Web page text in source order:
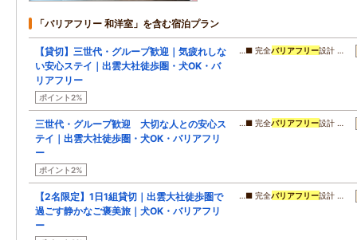
「バリアフリー 和洋室」を含む宿泊プラン
【貸切】三世代・グループ歓迎｜気疲れしな
い安心ステイ｜出雲大社徒歩圏・犬OK・バ
リアフリー
ポイント2%
…■ 完全バリアフリー設計 …
三世代・グループ歓迎 大切な人との安心ス
テイ｜出雲大社徒歩圏・犬OK・バリアフリ
ー
ポイント2%
…■ 完全バリアフリー設計 …
【2名限定】1日1組貸切｜出雲大社徒歩圏で
過ごす静かなご褒美旅｜犬OK・バリアフリ
ー
…■ 完全バリアフリー設計 …